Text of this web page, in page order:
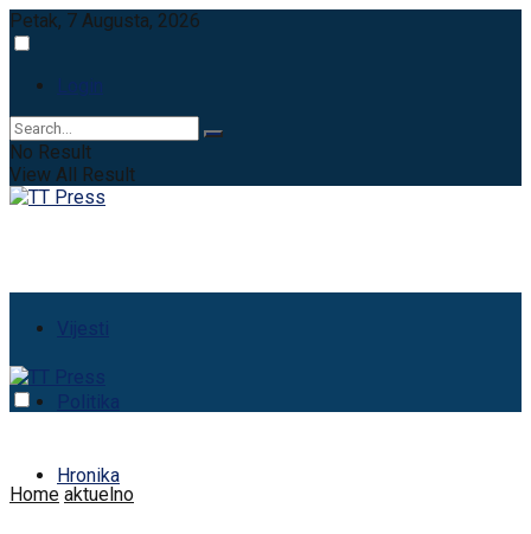
Petak, 7 Augusta, 2026
Login
No Result
View All Result
Vijesti
Politika
Hronika
Home aktuelno